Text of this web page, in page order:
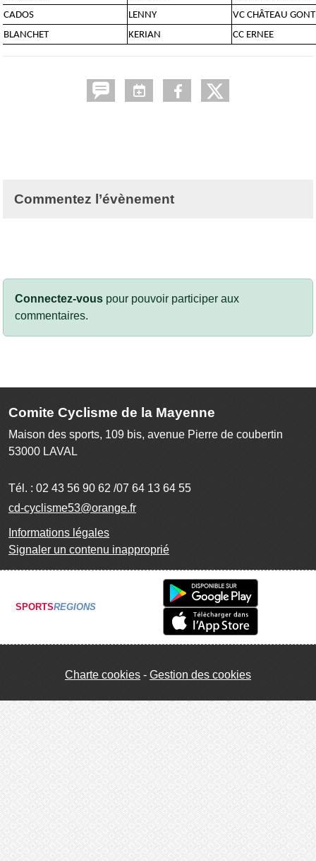
CADOS LENNY
VC CHÂTEAU
BLANCHET
KERIAN CC ERNEE
Commentez l’évènement
Connectez-vous pour pouvoir participer aux
commentaires.
Comite Cyclisme de la Mayenne
Maison des sports, 109 bis, avenue Pierre de coubertin
53000 LAVAL
Tél. : 02 43 56 90 62 /07 64 13 64 55
cd-cyclisme53@orange.fr
Informations légales
Signaler un contenu inapproprié
SPORTSREGIONS
Charte cookies Gestion des cookies